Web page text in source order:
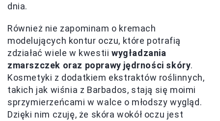
dnia.
Również nie zapominam o kremach
modelujących kontur oczu, które potrafią
zdziałać wiele w kwestiiwygładzania
zmarszczek oraz poprawy jędrności skóry.
Kosmetyki z dodatkiem ekstraktów roślinnych,
takich jak wiśnia z Barbados, stają się moimi
sprzymierzeńcami w walce o młodszy wygląd.
Dzięki nim czuję, że skóra wokół oczu jest